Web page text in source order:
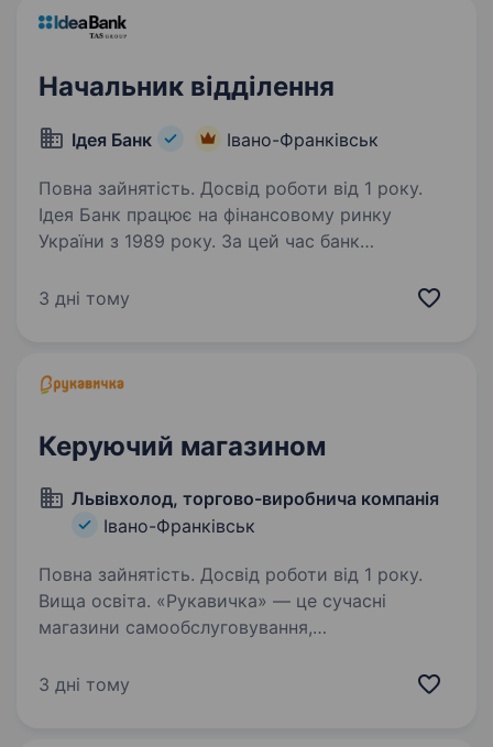
Начальник відділення
Ідея Банк Івано-Франківськ
Повна зайнятість. Досвід роботи від 1 року.
Ідея Банк працює на фінансовому ринку
України з 1989 року. За цей час банк
партнер для клієнтів. Наша справжня
3 дні тому
Керуючий магазином
Львівхолод, торгово-виробнича компанія
Івано-Франківськ
Повна зайнятість. Досвід роботи від 1 року.
Вища освіта. «Рукавичка» — це сучасні
магазини самообслуговування,
та найкращі західні практики ритейлу.
3 дні тому